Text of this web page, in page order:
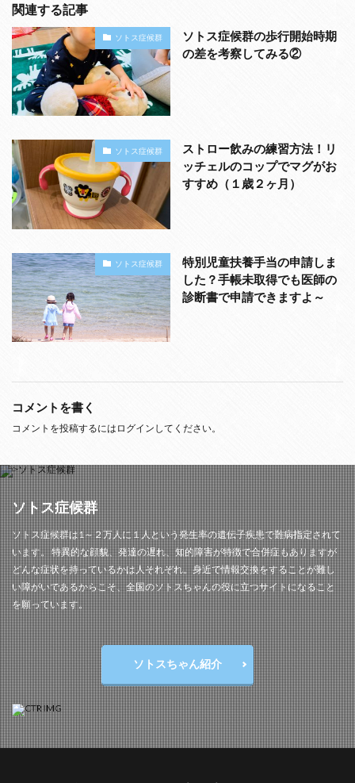
関連する記事
ソトス症候群
ソトス症候群の歩行開始時期
の差を考察してみる②
ソトス症候群
ストロー飲みの練習方法！リ
ッチェルのコップでマグがお
すすめ（１歳２ヶ月）
ソトス症候群
特別児童扶養手当の申請しま
した？手帳未取得でも医師の
診断書で申請できますよ～
コメントを書く
コメントを投稿するには ログイン してください。
ソトス症候群
ソトス症候群は1～２万人に１人という発生率の遺伝子疾患で難病指定されて
います。 特異的な顔貌、発達の遅れ、知的障害が特徴で合併症もありますが
どんな症状を持っているかは人それぞれ。身近で情報交換をすることが難し
い障がいであるからこそ、全国のソトスちゃんの役に立つサイトになること
を願っています。
ソトスちゃん紹介